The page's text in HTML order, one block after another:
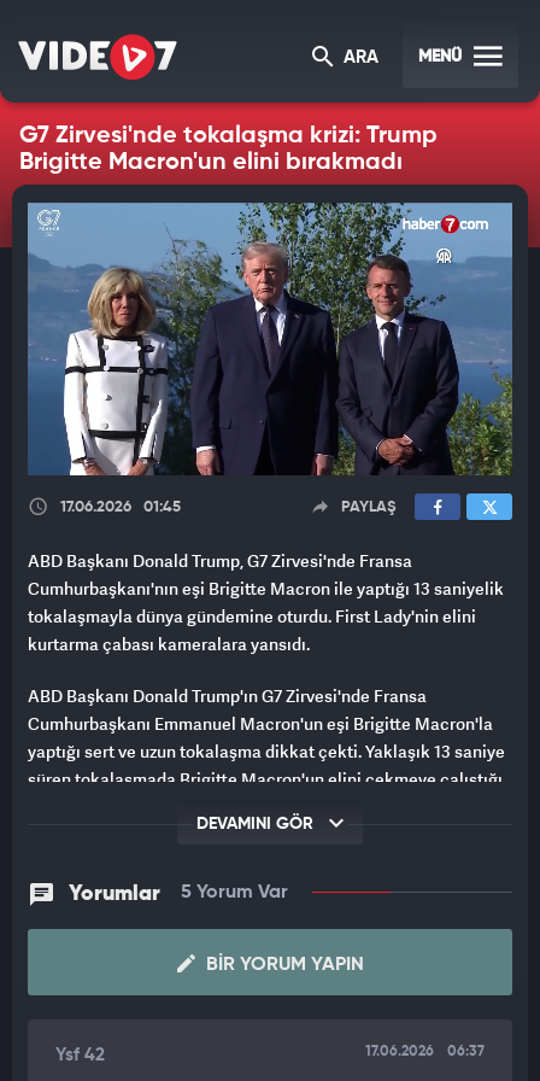
ARA MENÜ
G7 Zirvesi'nde tokalaşma krizi: Trump
Brigitte Macron'un elini bırakmadı
17.06.2026 01:45 PAYLAŞ
ABD Başkanı Donald Trump, G7 Zirvesi'nde Fransa
Cumhurbaşkanı'nın eşi Brigitte Macron ile yaptığı 13 saniyelik
tokalaşmayla dünya gündemine oturdu. First Lady'nin elini
kurtarma çabası kameralara yansıdı.
ABD Başkanı Donald Trump'ın G7 Zirvesi'nde Fransa
Cumhurbaşkanı Emmanuel Macron'un eşi Brigitte Macron'la
yaptığı sert ve uzun tokalaşma dikkat çekti. Yaklaşık 13 saniye
süren tokalaşmada Brigitte Macron'un elini çekmeye çalıştığı
10 yıldır kamuoyu önünde yaptıkları sert ve uzun
tokalaşmalarla biliniyor. Trump bu kez benzer bir tokalaşmayı
13 SANİYELİK ZORAKİ TUTUŞ
Yaklaşık 13 saniye süren tokalaşma sırasında Brigitte
DEVAMINI GÖR
Yorumlar 5 Yorum Var
BIR YORUM YAPIN
Ysf 42 17.06.2026 06:37